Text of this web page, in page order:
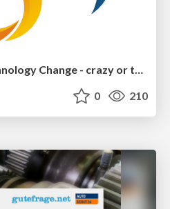
The AutoScout24 Technology Change - crazy or trendsetting?
0 210